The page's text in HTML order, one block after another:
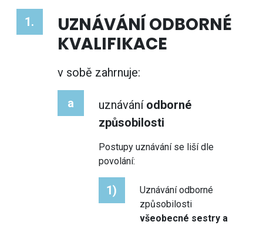
1.
UZNÁVÁNÍ ODBORNÉ
KVALIFIKACE
v sobě zahrnuje:
a uznávání odborné
způsobilosti
Postupy uznávání se liší dle
povolání:
1)
Uznávání odborné
způsobilosti
všeobecné sestry a